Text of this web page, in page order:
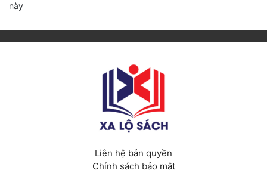
này
Liên hệ bản quyền
Chính sách bảo mật